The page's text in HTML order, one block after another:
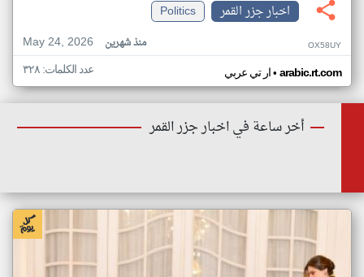
اخبار جزر القمر
Politics
May 24, 2026
منذ شهرين OX58UY
ار تي عربي• arabic.rt.com عدد الكلمات: ٣٢٨
أخر ساعة في اخبار جزر القمر